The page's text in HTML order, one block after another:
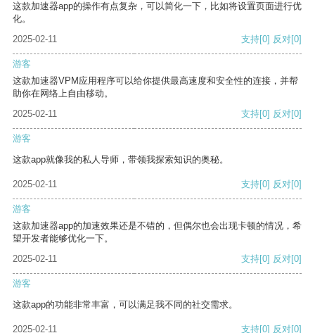
这款加速器app的操作有点复杂，可以简化一下，比如将设置页面进行优
化。
2025-02-11
支持[0] 反对[0]
游客
这款加速器VPM应用程序可以给你提供最高速度和安全性的连接，并帮
助你在网络上自由移动。
2025-02-11
支持[0] 反对[0]
游客
这款app就像我的私人导师，带领我探索知识的奥秘。
2025-02-11 支持[0] 反对[0]
游客
这款加速器app的加速效果还是不错的，但偶尔也会出现卡顿的情况，希
望开发者能够优化一下。
2025-02-11
支持[0] 反对[0]
游客
这款app的功能非常丰富，可以满足我不同的社交需求。
2025-02-11 支持[0] 反对[0]